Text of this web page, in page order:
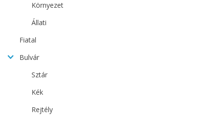
Környezet
Állati
Fiatal
Bulvár
Sztár
Kék
Rejtély